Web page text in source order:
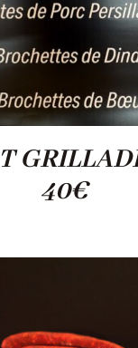
40€